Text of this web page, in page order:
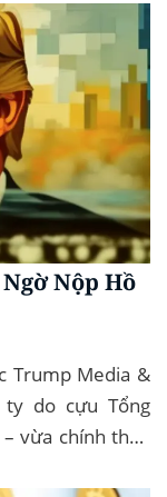
Nộp Hồ
Trump Media &
ty do cựu Tổng
vừa chính thức